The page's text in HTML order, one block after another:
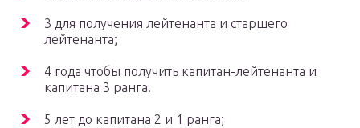
3 для получения лейтенанта и старшего
лейтенанта;
4 года чтобы получить капитан-лейтенанта и
капитана 3 ранга.
5 лет до капитана 2 и 1 ранга;